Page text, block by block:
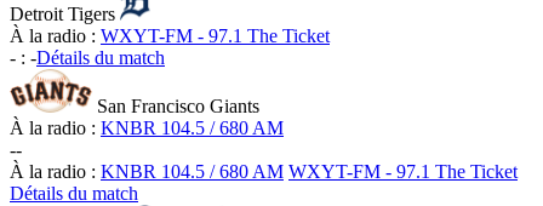
Detroit Tigers
À la radio : WXYT-FM - 97.1 The Ticket
- : -Détails du match
San Francisco Giants
À la radio : KNBR 104.5 / 680 AM
--
À la radio : KNBR 104.5 / 680 AM WXYT-FM - 97.1 The Ticket
Détails du match